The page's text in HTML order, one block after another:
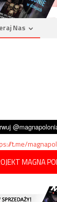
Nas
t.me/
MAGNA